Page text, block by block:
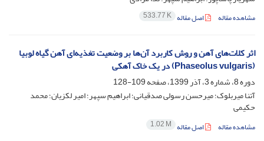
مشاهده مقاله اصل مقاله 533.77 K
اثر کلات‌های آهن و روش کاربرد آن‌ها بر وضعیت تغذیه‌ای آهن گیاه لوبیا
(Phaseolus vulgaris) در یک خاک آهکی
دوره 8، شماره 3، آذر 1399، صفحه
109-128
آتنا میربلوک؛ میرحسن رسولی صدقیانی؛ ابراهیم سپهر؛ امیر لکزیان؛ محمد
حکیمی
مشاهده مقاله اصل مقاله 1.02 M